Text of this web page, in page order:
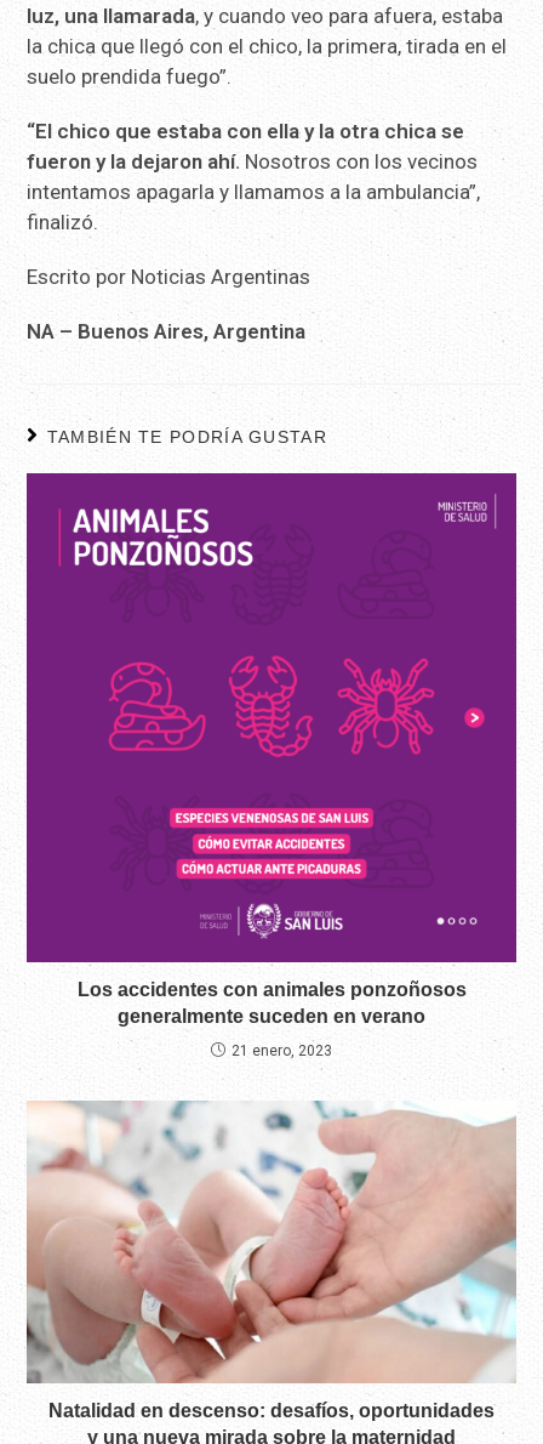
luz, una llamarada, y cuando veo para afuera, estaba
la chica que llegó con el chico, la primera, tirada en el
suelo prendida fuego”.
“El chico que estaba con ella y la otra chica se
fueron y la dejaron ahí. Nosotros con los vecinos
intentamos apagarla y llamamos a la ambulancia”,
finalizó.
Escrito por Noticias Argentinas
NA – Buenos Aires, Argentina
TAMBIÉN TE PODRÍA GUSTAR
Los accidentes con animales ponzoñosos
generalmente suceden en verano
21 enero, 2023
Natalidad en descenso: desafíos, oportunidades
y una nueva mirada sobre la maternidad